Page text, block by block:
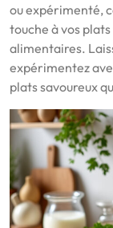
ou expérimenté,
touche à vos
alimentaires.
expérimentez
plats savoureux